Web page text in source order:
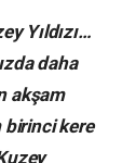
Yıldızı…
daha
akşam
birinci kere